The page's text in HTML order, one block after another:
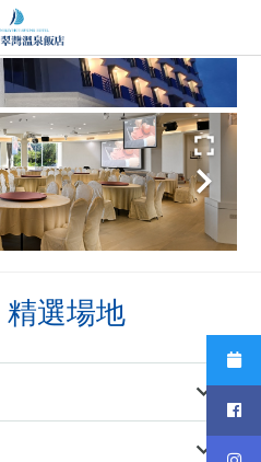
精選場地